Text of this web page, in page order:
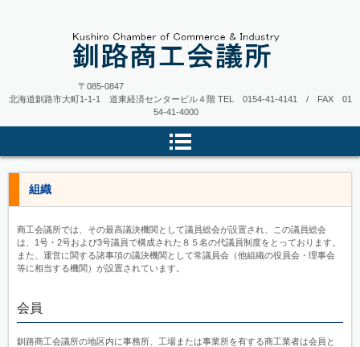
〒085-0847
北海道釧路市大町1-1-1 道東経済センタービル４階 TEL 0154-41-4141 / FAX 01
54-41-4000
組織
商工会議所では、その最高議決機関として議員総会が設置され、この議員総会
は、1号・2号および3号議員で構成された８５名の代議員制度をとっております。
また、運営に関する諸事項の議決機関として常議員会（他組織の役員会・理事会
等に相当する機関）が設置されています。
会員
釧路商工会議所の地区内に事務所、工場または事業所を有する商工業者は会員と